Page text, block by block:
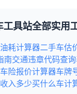
工具站全部实用
耗计算器二手车估
南交通违章代码查
车险报价计算器车牌
入多少买什么车计